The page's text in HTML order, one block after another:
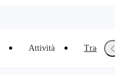
Attività Trade-In